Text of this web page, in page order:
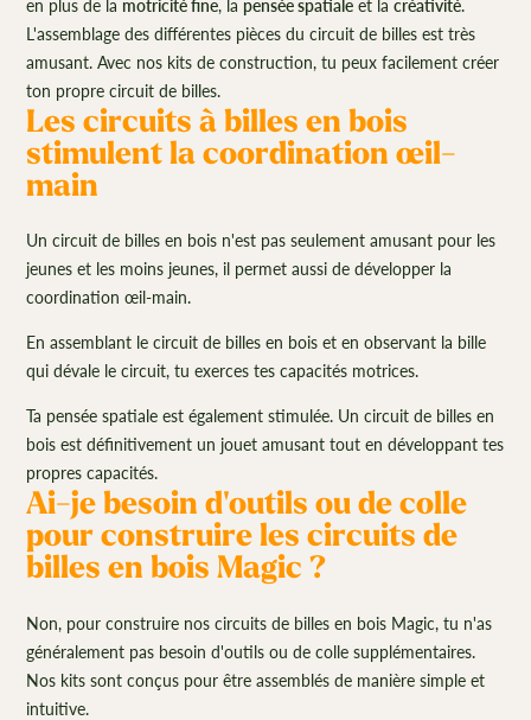
en plus de la motricité fine, la pensée spatiale et la créativité.
L'assemblage des différentes pièces du circuit de billes est très
amusant. Avec nos kits de construction, tu peux facilement créer
ton propre circuit de billes.
Les circuits à billes en bois
stimulent la coordination œil-
main
Un circuit de billes en bois n'est pas seulement amusant pour les
jeunes et les moins jeunes, il permet aussi de développer la
coordination œil-main.
En assemblant le circuit de billes en bois et en observant la bille
qui dévale le circuit, tu exerces tes capacités motrices.
Ta pensée spatiale est également stimulée. Un circuit de billes en
bois est définitivement un jouet amusant tout en développant tes
propres capacités.
Ai-je besoin d'outils ou de colle
pour construire les circuits de
billes en bois Magic ?
Non, pour construire nos circuits de billes en bois Magic, tu n'as
généralement pas besoin d'outils ou de colle supplémentaires.
Nos kits sont conçus pour être assemblés de manière simple et
intuitive.